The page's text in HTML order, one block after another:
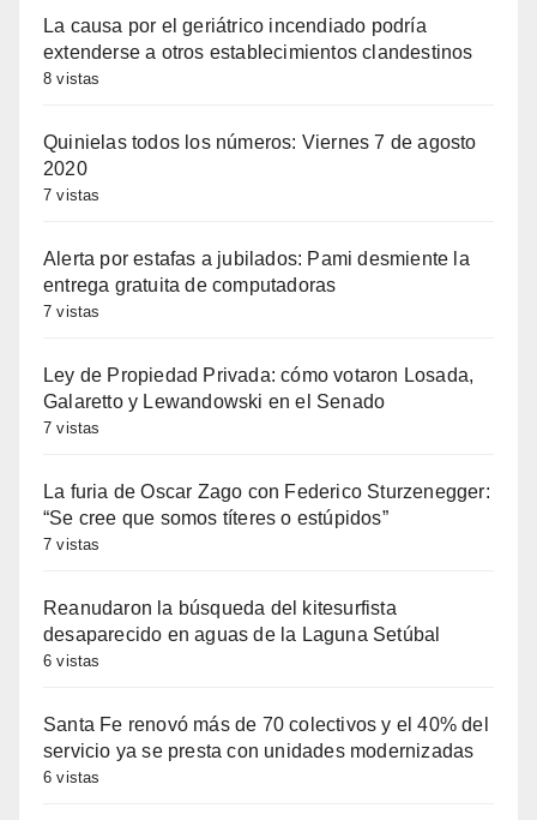
La causa por el geriátrico incendiado podría
extenderse a otros establecimientos clandestinos
8 vistas
Quinielas todos los números: Viernes 7 de agosto
2020
7 vistas
Alerta por estafas a jubilados: Pami desmiente la
entrega gratuita de computadoras
7 vistas
Ley de Propiedad Privada: cómo votaron Losada,
Galaretto y Lewandowski en el Senado
7 vistas
La furia de Oscar Zago con Federico Sturzenegger:
“Se cree que somos títeres o estúpidos”
7 vistas
Reanudaron la búsqueda del kitesurfista
desaparecido en aguas de la Laguna Setúbal
6 vistas
Santa Fe renovó más de 70 colectivos y el 40% del
servicio ya se presta con unidades modernizadas
6 vistas